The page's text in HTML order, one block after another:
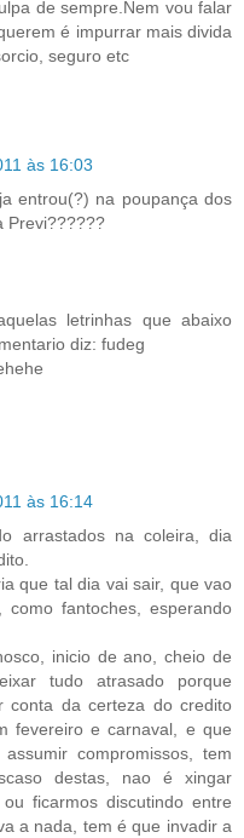
de sempre.Nem vou falar
é impurrar mais divida
seguro etc
às 16:03
entrou(?) na poupança dos
Previ??????
letrinhas que abaixo
diz: fudeg
às 16:14
arrastados na coleira, dia
que tal dia vai sair, que vao
fantoches, esperando
inicio de ano, cheio de
tudo atrasado porque
conta da certeza do credito
fevereiro e carnaval, e que
compromissos, tem
destas, nao é xingar
ficarmos discutindo entre
a nada, tem é que invadir a